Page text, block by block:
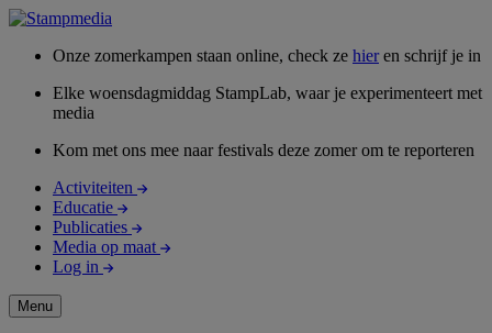
Onze zomerkampen staan online, check ze hieren schrijf je in
Elke woensdagmiddag StampLab, waar je experimenteert met
media
Kom met ons mee naar festivals deze zomer om te reporteren
Activiteiten
Educatie
Publicaties
Media op maat
Log in
Menu